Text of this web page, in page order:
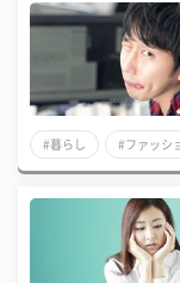
#暮らし #ファッシ